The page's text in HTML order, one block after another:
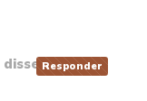
disse: Responder